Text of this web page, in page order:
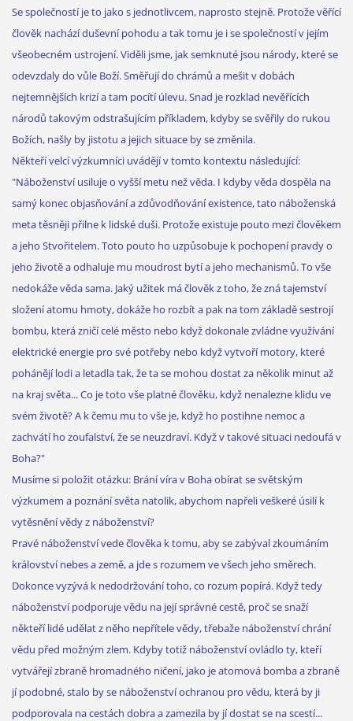
Se společností je to jako s jednotlivcem, naprosto stejně. Protože věřící
člověk nachází duševní pohodu a tak tomu je i se společností v jejím
všeobecném ustrojení. Viděli jsme, jak semknuté jsou národy, které se
odevzdaly do vůle Boží. Směřují do chrámů a mešit v dobách
nejtemnějších krizí a tam pocítí úlevu. Snad je rozklad nevěřících
národů takovým odstrašujícím příkladem, kdyby se svěřily do rukou
Božích, našly by jistotu a jejich situace by se změnila.
Někteří velcí výzkumníci uvádějí v tomto kontextu následující:
"Náboženství usiluje o vyšší metu než věda. I kdyby věda dospěla na
samý konec objasňování a zdůvodňování existence, tato náboženská
meta těsněji přilne k lidské duši. Protože existuje pouto mezi člověkem
a jeho Stvořitelem. Toto pouto ho uzpůsobuje k pochopení pravdy o
jeho životě a odhaluje mu moudrost bytí a jeho mechanismů. To vše
nedokáže věda sama. Jaký užitek má člověk z toho, že zná tajemství
složení atomu hmoty, dokáže ho rozbít a pak na tom základě sestrojí
bombu, která zničí celé město nebo když dokonale zvládne využívání
elektrické energie pro své potřeby nebo když vytvoří motory, které
pohánějí lodi a letadla tak, že ta se mohou dostat za několik minut až
na kraj světa... Co je toto vše platné člověku, když nenalezne klidu ve
svém životě? A k čemu mu to vše je, když ho postihne nemoc a
zachvátí ho zoufalství, že se neuzdraví. Když v takové situaci nedoufá v
Boha?"
Musíme si položit otázku: Brání víra v Boha obírat se světským
výzkumem a poznání světa natolik, abychom napřeli veškeré úsilí k
vytěsnění vědy z náboženství?
Pravé náboženství vede člověka k tomu, aby se zabýval zkoumáním
království nebes a země, a jde s rozumem ve všech jeho směrech.
Dokonce vyzývá k nedodržování toho, co rozum popírá. Když tedy
náboženství podporuje vědu na její správné cestě, proč se snaží
někteří lidé udělat z něho nepřítele vědy, třebaže náboženství chrání
vědu před možným zlem. Kdyby totiž náboženství ovládlo ty, kteří
vytvářejí zbraně hromadného ničení, jako je atomová bomba a zbraně
jí podobné, stalo by se náboženství ochranou pro vědu, která by ji
podporovala na cestách dobra a zamezila by jí dostat se na scestí...